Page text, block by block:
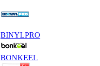
BINYLPRO
BONKEEL